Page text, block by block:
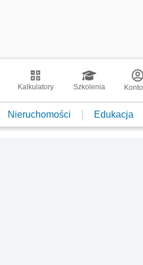
Kalkulatory Szkolenia Konto
Nieruchomości Edukacja